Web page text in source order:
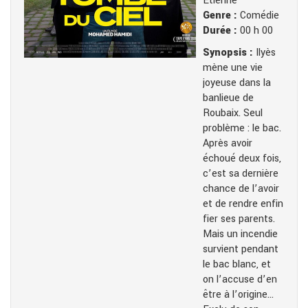
Genre : Comédie
Durée : 00 h 00
Synopsis : Ilyès
mène une vie
joyeuse dans la
banlieue de
Roubaix. Seul
problème : le bac.
Après avoir
échoué deux fois,
c’est sa dernière
chance de l’avoir
et de rendre enfin
fier ses parents.
Mais un incendie
survient pendant
le bac blanc, et
on l’accuse d’en
être à l’origine…